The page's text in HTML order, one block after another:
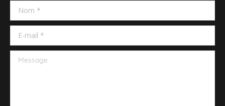
Nom *
E-mail *
Message